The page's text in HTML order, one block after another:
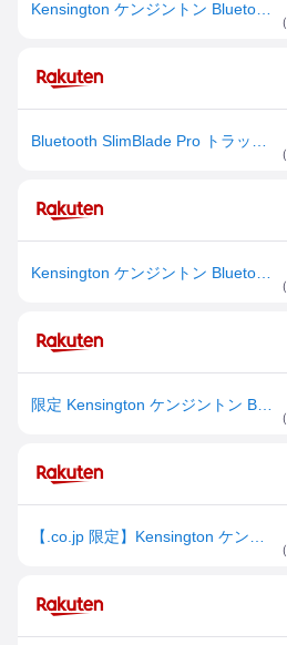
（
（
（
（
（